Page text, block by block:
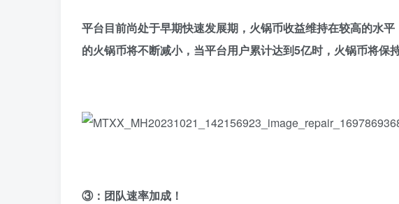
平台目前尚处于早期快速发展期，火锅币收益维持在较高的水
的火锅币将不断减小，当平台用户累计达到5亿时，火锅币将保
③：团队速率加成！